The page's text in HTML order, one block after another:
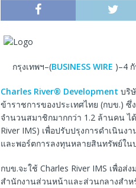
กรุงเทพฯ–(BUSINESS WIRE )–4
Charles River® Development บริ
ข้าราชการของประเทศไทย (กบข.)
จำนวนสมาชิกมากกว่า 1.2 ล้านคน ไ
River IMS) เพื่อปรับปรุงการดำเนิน
และพอร์ตการลงทุนหลายสินทรัพย์ใน
กบข.จะใช้ Charles River IMS เพื่อ
สำนักงานส่วนหน้าและส่วนกลางสำห